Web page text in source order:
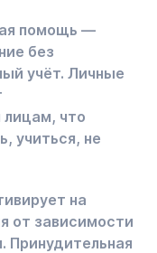
помощь —
без
учёт. Личные
лицам, что
учиться, не
на
от зависимости
Принудительная